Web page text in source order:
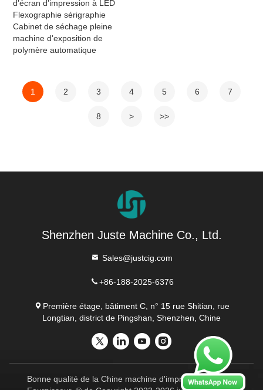
d'écran d'impression à LED
Flexographie sérigraphie
Cabinet de séchage pleine
machine d'exposition de
polymère automatique
1 2 3 4 5 6 7
8 > >>
Shenzhen Juste Machine Co., Ltd.
Sales@justcig.com
+86-188-2025-6376
Première étage, bâtiment C, n° 15 rue Shitian, rue
Longtian, district de Pingshan, Shenzhen, Chine
Bonne qualité de la Chine machine d'impression d'écran